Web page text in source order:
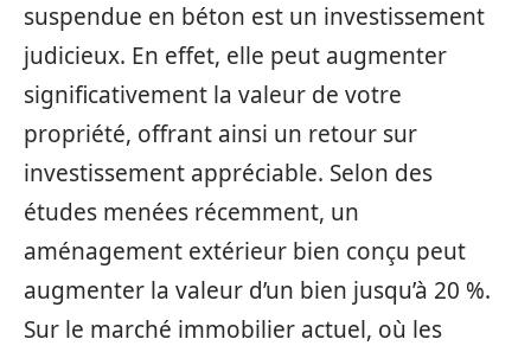
suspendue en béton est un investissement
judicieux. En effet, elle peut augmenter
significativement la valeur de votre
propriété, offrant ainsi un retour sur
investissement appréciable. Selon des
études menées récemment, un
aménagement extérieur bien conçu peut
augmenter la valeur d’un bien jusqu’à 20 %.
Sur le marché immobilier actuel, où les